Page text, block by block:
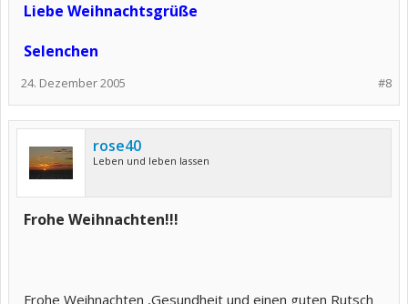
Liebe Weihnachtsgrüße
Selenchen
#8
24. Dezember 2005
rose40
Leben und leben lassen
Frohe Weihnachten!!!
Frohe Weihnachten ,Gesundheit und einen guten Rutsch